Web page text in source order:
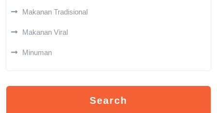
Makanan Tradisional
Makanan Viral
Minuman
Search